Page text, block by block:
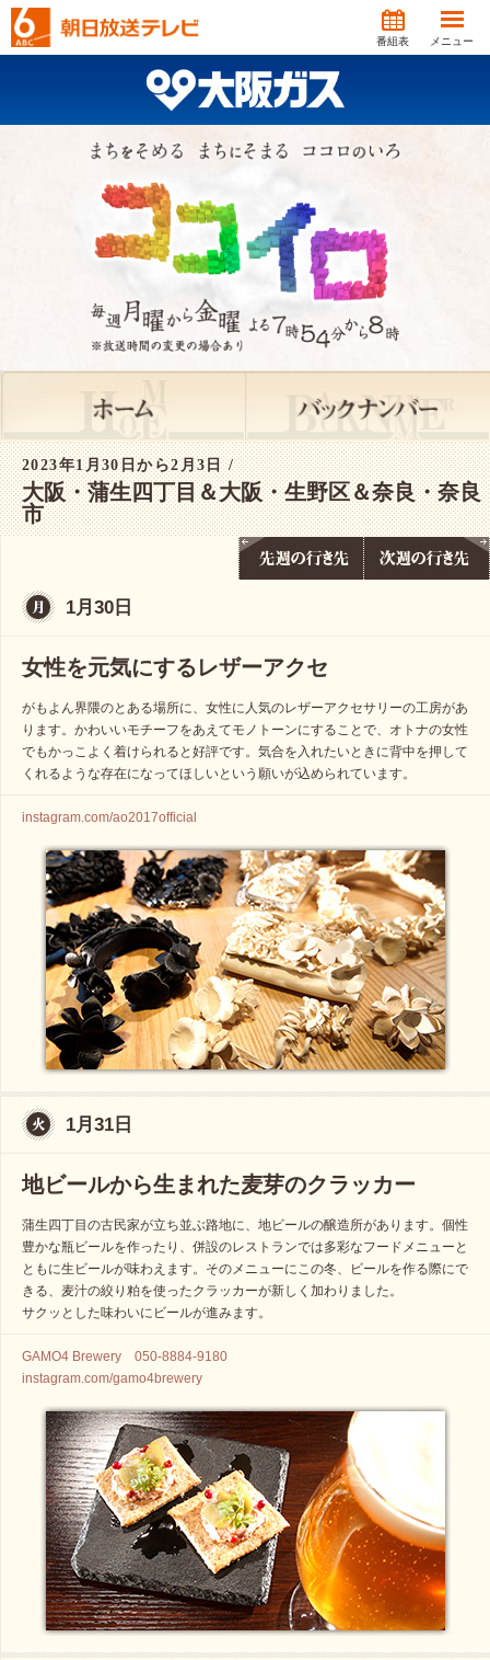
番組表 メニュー
2023年1月30日から2月3日 /
大阪・蒲生四丁目＆大阪・生野区＆奈良・奈良
市
1月30日
女性を元気にするレザーアクセ
がもよん界隈のとある場所に、女性に人気のレザーアクセサリーの工房があ
ります。かわいいモチーフをあえてモノトーンにすることで、オトナの女性
でもかっこよく着けられると好評です。気合を入れたいときに背中を押して
くれるような存在になってほしいという願いが込められています。
instagram.com/ao2017official
1月31日
地ビールから生まれた麦芽のクラッカー
蒲生四丁目の古民家が立ち並ぶ路地に、地ビールの醸造所があります。個性
豊かな瓶ビールを作ったり、併設のレストランでは多彩なフードメニューと
ともに生ビールが味わえます。そのメニューにこの冬、ビールを作る際にで
きる、麦汁の絞り粕を使ったクラッカーが新しく加わりました。
サクッとした味わいにビールが進みます。
GAMO4 Brewery 050-8884-9180
instagram.com/gamo4brewery